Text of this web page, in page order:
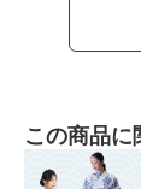
この商品に